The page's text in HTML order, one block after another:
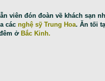
viên đón đoàn về khách sạn
các nghệ sỹ Trung Hoa. Ăn tối
ở Bắc Kinh.